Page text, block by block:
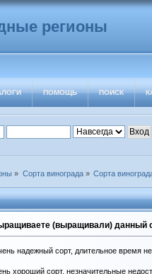
ПОМОЩЬ ПОИСК
» Сорта винограда» Сорта
(выращивали) данный
надежный сорт, длительное время
хороший сорт, незначительные